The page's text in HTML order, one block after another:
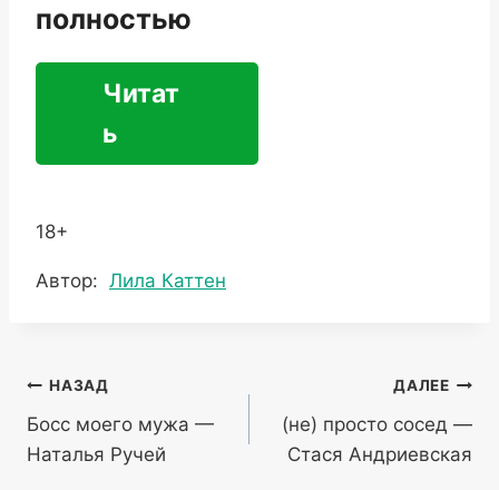
полностью
Читат
ь
18+
Метки
Автор: Лила Каттен
Навигация
по
записям
НАЗАД
Босс моего мужа —
Наталья Ручей
ДАЛЕЕ
(не) просто сосед —
Стася Андриевская